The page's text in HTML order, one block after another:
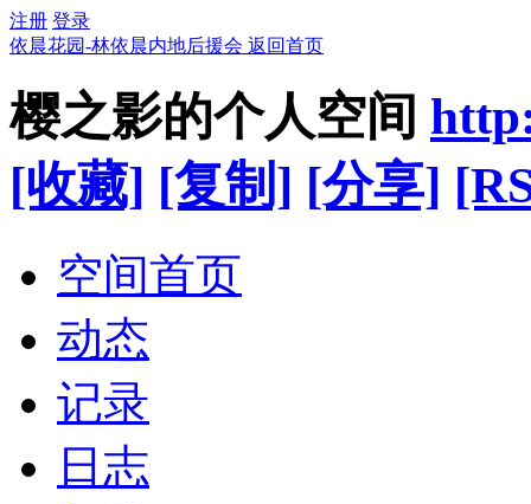
注册 登录
依晨花园-林依晨内地后援会 返回首页
樱之影的个人空间
[收藏] [复制] [分享]
空间首页
动态
记录
日志